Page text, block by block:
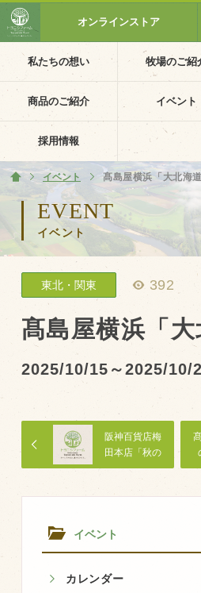
私たちの想い 牧場のご紹
商品のご紹介 イベント
採用情報
オンラインストア
EVENT
イベント
イベント
カレンダー
東北・関東 392
髙島屋横浜「大
2025/10/15～2025/10/
阪神百貨店梅
田本店「秋の
北海道市場」
ホーム
イベント 髙島屋横浜「大北海
ホーム
私たちの想い
PV動画
イベントカレンダー
イベント一覧
採用情報
企業ご案内
会社概要・沿革
アクセス
お知らせ
お客様の声
オリジナル投稿レシピ
採用情報